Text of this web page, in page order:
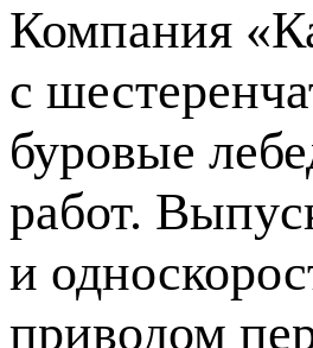
Компания
с
буровые
работ.
и
приводом